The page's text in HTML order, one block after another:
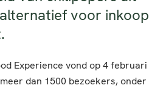
voor inkoop
Experience vond op 4 februari
dan 1500 bezoekers, onder